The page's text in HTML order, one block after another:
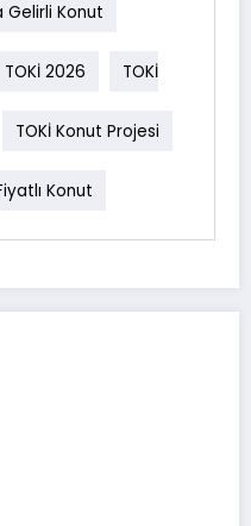
Gelirli Konut
TOKİ 2026 TOKİ
TOKİ Konut Projesi
Konut